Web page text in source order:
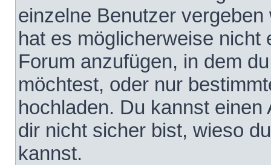
einzelne Benutzer
hat es möglicherweise nicht
Forum anzufügen, in dem
möchtest, oder nur
hochladen. Du kannst
dir nicht sicher bist, wieso
kannst.